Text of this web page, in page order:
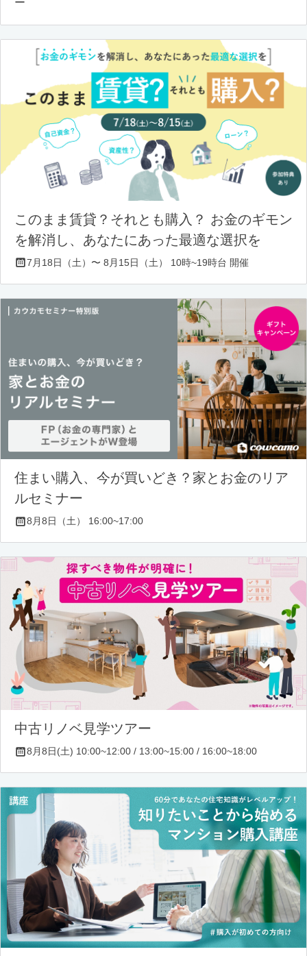
ー
このまま賃貸？それとも購入？ お金のギモン
を解消し、あなたにあった最適な選択を
7月18日（土）〜 8月15日（土） 10時~19時台 開催
住まい購入、今が買いどき？家とお金のリア
ルセミナー
8月8日（土） 16:00~17:00
中古リノベ見学ツアー
8月8日(土) 10:00~12:00 / 13:00~15:00 / 16:00~18:00